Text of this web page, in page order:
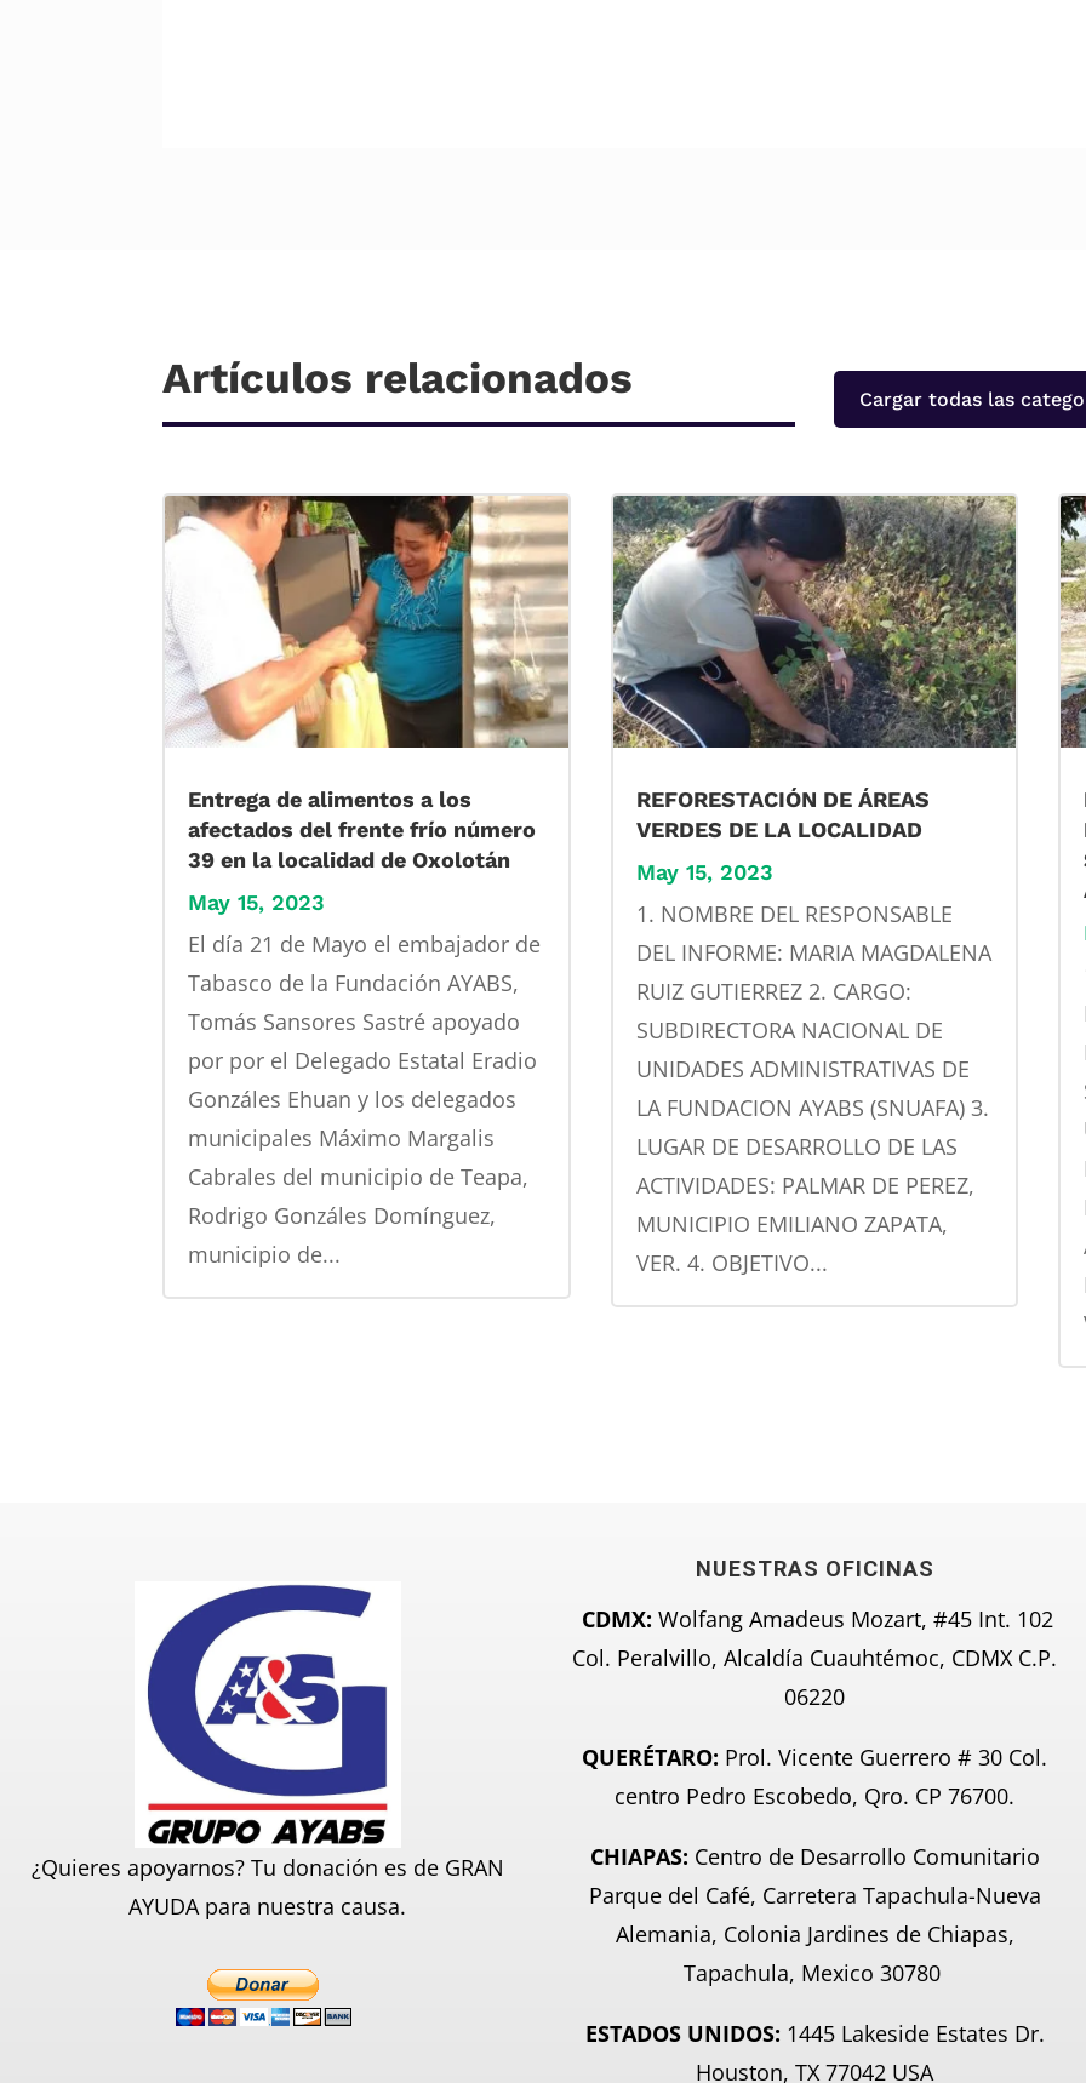
Artículos relacionados Cargar todas las
Entrega de alimentos a los
afectados del frente frío número
39 en la localidad de Oxolotán
May 15, 2023
El día 21 de Mayo el embajador de
Tabasco de la Fundación AYABS,
Tomás Sansores Sastré apoyado
por por el Delegado Estatal Eradio
Gonzáles Ehuan y los delegados
municipales Máximo Margalis
Cabrales del municipio de Teapa,
Rodrigo Gonzáles Domínguez,
municipio de...
REFORESTACIÓN DE ÁREAS
VERDES DE LA LOCALIDAD
May 15, 2023
1. NOMBRE DEL RESPONSABLE
DEL INFORME: MARIA MAGDALENA
RUIZ GUTIERREZ 2. CARGO:
SUBDIRECTORA NACIONAL DE
UNIDADES ADMINISTRATIVAS DE
LA FUNDACION AYABS (SNUAFA) 3.
LUGAR DE DESARROLLO DE LAS
ACTIVIDADES: PALMAR DE PEREZ,
MUNICIPIO EMILIANO ZAPATA,
VER. 4. OBJETIVO...
¿Quieres apoyarnos? Tu donación es de GRAN
AYUDA para nuestra causa.
NUESTRAS OFICINAS
CDMX: Wolfang Amadeus Mozart, #45 Int. 102
Col. Peralvillo, Alcaldía Cuauhtémoc, CDMX C.P.
06220
QUERÉTARO: Prol. Vicente Guerrero # 30 Col.
centro Pedro Escobedo, Qro. CP 76700.
CHIAPAS: Centro de Desarrollo Comunitario
Parque del Café, Carretera Tapachula-Nueva
Alemania, Colonia Jardines de Chiapas,
Tapachula, Mexico 30780
ESTADOS UNIDOS: 1445 Lakeside Estates Dr.
Houston, TX 77042 USA